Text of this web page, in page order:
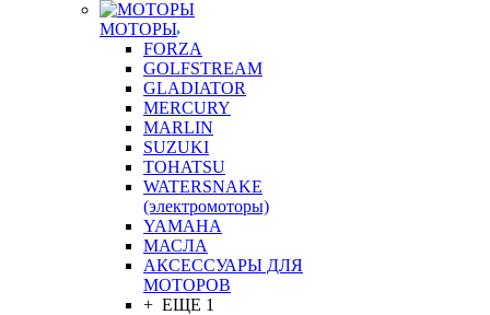
МОТОРЫ
FORZA
GOLFSTREAM
GLADIATOR
MERCURY
MARLIN
SUZUKI
TOHATSU
WATERSNAKE
(электромоторы)
YAMAHA
МАСЛА
АКСЕССУАРЫ ДЛЯ
МОТОРОВ
+ ЕЩЕ 1